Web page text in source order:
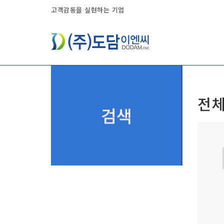
고객감동을 실현하는 기업
검색 전